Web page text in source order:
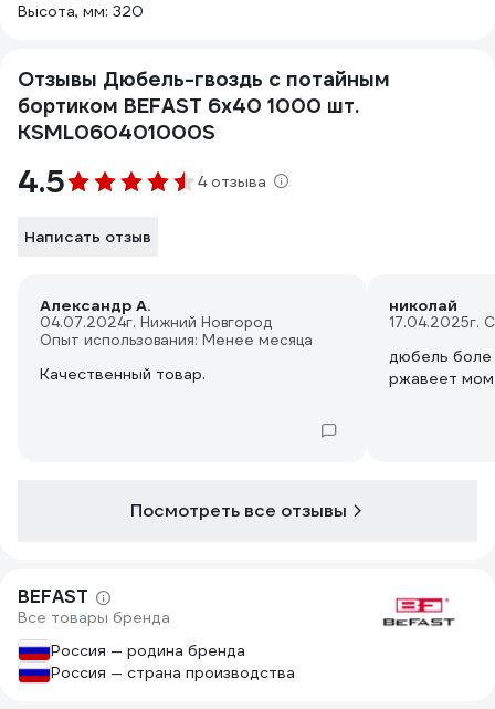
Высота, мм: 320
Отзывы Дюбель-гвоздь с потайным
бортиком BEFAST 6x40 1000 шт.
KSML060401000S
4.5 4 отзыва
Написать отзыв
Александр А.
04.07.2024г. Нижний Новгород
Опыт использования: Менее месяца
Качественный товар.
николай
17.04.2025г.
дюбель боле
ржавеет
Посмотреть все отзывы
BEFAST
Все товары бренда
Россия — родина бренда
Россия — страна производства